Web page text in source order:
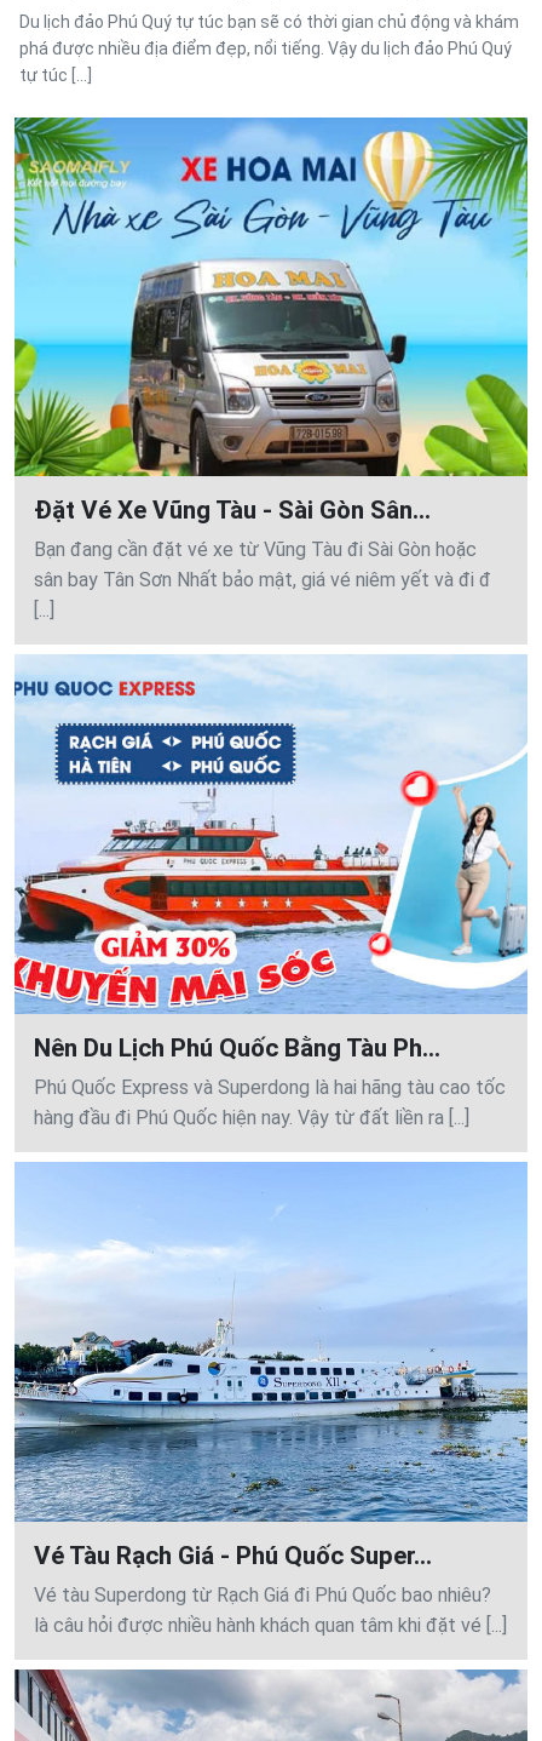
Du lịch đảo Phú Quý tự túc bạn sẽ có thời gian chủ động và khám
phá được nhiều địa điểm đẹp, nổi tiếng. Vậy du lịch đảo Phú Quý
tự túc [...]
Đặt Vé Xe Vũng Tàu - Sài Gòn Sân...
Bạn đang cần đặt vé xe từ Vũng Tàu đi Sài Gòn hoặc
sân bay Tân Sơn Nhất bảo mật, giá vé niêm yết và đi đ
[...]
Nên Du Lịch Phú Quốc Bằng Tàu Ph...
Phú Quốc Express và Superdong là hai hãng tàu cao tốc
hàng đầu đi Phú Quốc hiện nay. Vậy từ đất liền ra [...]
Vé Tàu Rạch Giá - Phú Quốc Super...
Vé tàu Superdong từ Rạch Giá đi Phú Quốc bao nhiêu?
là câu hỏi được nhiều hành khách quan tâm khi đặt vé [...]